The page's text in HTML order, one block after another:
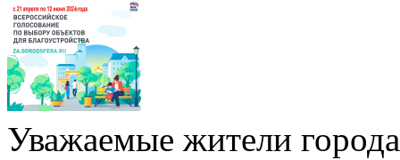
Уважаемые жители